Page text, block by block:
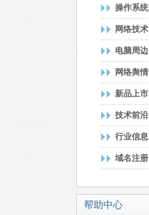
操作系统
网络技术
电脑周边
网络舆情
新品上市
技术前沿
行业信息
域名注册
帮助中心